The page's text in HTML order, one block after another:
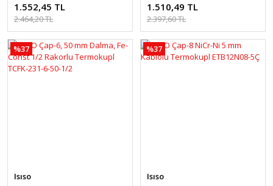
1.552,45 TL
2.464,20 TL
1.510,49 TL
2.397,60 TL
%37
Isıso
%37
Isıso